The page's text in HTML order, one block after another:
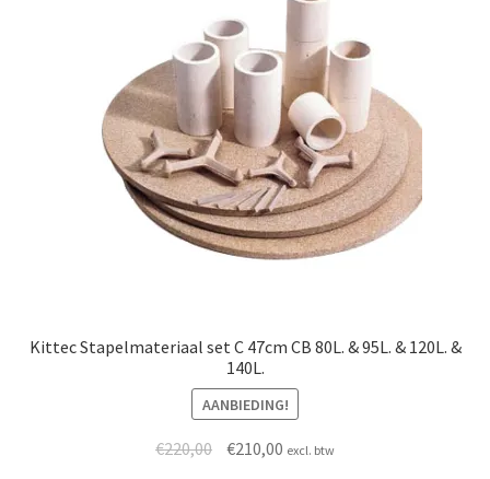
Kittec Stapelmateriaal set C 47cm CB 80L. & 95L. & 120L. &
140L.
AANBIEDING!
€220,00 Oorspronkelijke prijs was: €220,00.
€210,00Huidige prijs is: €210,00.
excl. btw